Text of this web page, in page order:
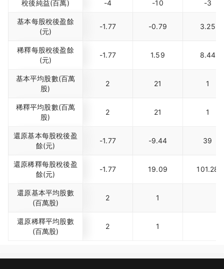
稅後純益(百萬) -4 -10 -3
基本每股稅後盈餘
(元)
-1.77 -0.79 3.25
稀釋每股稅後盈餘
(元)
-1.77 1.59 8.44
基本平均股數(百萬
股)
2 21 1
稀釋平均股數(百萬
股)
2 21 1
還原基本每股稅後盈
餘(元)
-1.77 -9.44 39
還原稀釋每股稅後盈
餘(元)
-1.77 19.09 101.28
還原基本平均股數
(百萬股)
2 1
還原稀釋平均股數
(百萬股)
2 1